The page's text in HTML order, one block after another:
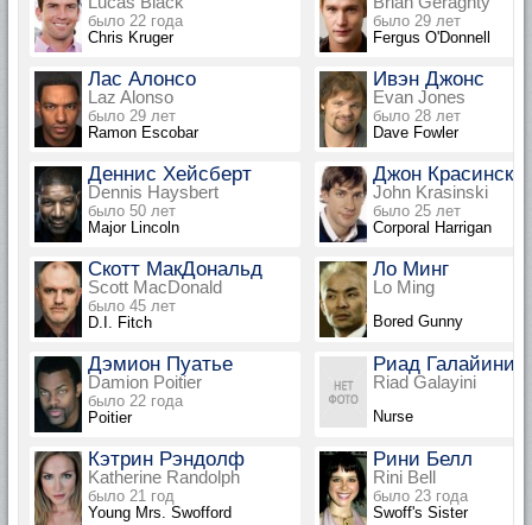
было 22 года
Chris Kruger
было 29 лет
Fergus O'Donnell
Лас Алонсо
Laz Alonso
было 29 лет
Ramon Escobar
Ивэн Джонс
Evan Jones
было 28 лет
Dave Fowler
Деннис Хейсберт
Dennis Haysbert
было 50 лет
Major Lincoln
Джон Красински
John Krasinski
было 25 лет
Corporal Harrigan
Скотт МакДональд
Scott MacDonald
было 45 лет
D.I. Fitch
Ло Минг
Lo Ming
Bored Gunny
Дэмион Пуатье
Damion Poitier
было 22 года
Poitier
Риад Галайини
Riad Galayini
Nurse
Кэтрин Рэндолф
Katherine Randolph
было 21 год
Young Mrs. Swofford
Рини Белл
Rini Bell
было 23 года
Swoff's Sister